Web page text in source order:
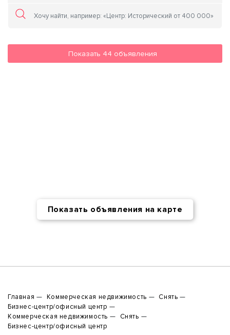
Показать 44 объявления
Показать объявления на карте
Главная Коммерческая недвижимость
Снять
Бизнес-центр/офисный центр
Коммерческая недвижимость
Снять
Бизнес-центр/офисный центр